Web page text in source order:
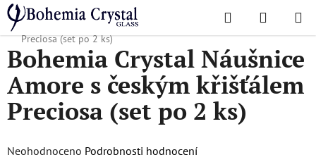
Přejít
na
obsah
Hledat
KOŠÍK
Domů
/ Šperky
Bohemia Crystal Náušnice Amore s českým křišťálem
Preciosa (set po 2 ks)
Bohemia Crystal Náušnice
Amore s českým křišťálem
Preciosa (set po 2 ks)
Průměrné
Neohodnoceno Podrobnosti hodnocení